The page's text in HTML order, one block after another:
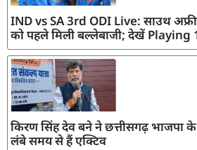
IND vs SA 3rd ODI Live: साउथ
को पहले मिली बल्लेबाजी; देखें Playing
किरण सिंह देव बने ने छत्तीसगढ़ भाजपा
लंबे समय से हैं एक्टिव